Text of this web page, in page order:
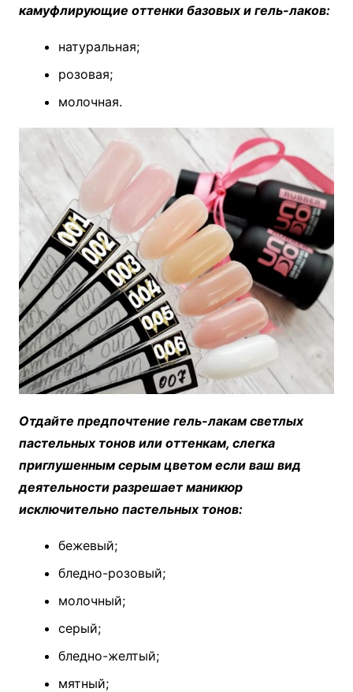
камуфлирующие оттенки базовых и гель-лаков:
натуральная;
розовая;
молочная.
Отдайте предпочтение гель-лакам светлых
пастельных тонов или оттенкам, слегка
приглушенным серым цветом если ваш вид
деятельности разрешает маникюр
исключительно пастельных тонов:
бежевый;
бледно-розовый;
молочный;
серый;
бледно-желтый;
мятный;